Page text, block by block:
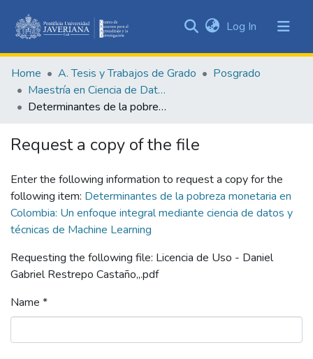
&
Collections
All of DSpace
Statistics
Log In (current)
Home A. Tesis y Trabajos de Grado
Posgrado
Maestría en Ciencia de Datos
Determinantes de la pobreza monetaria en Colombia: Un enfoque integral mediante ciencia de datos y técnicas de Machine Learning
Request a copy of the file
Enter the following information to request a copy for the
following item: Determinantes de la pobreza monetaria en
Colombia: Un enfoque integral mediante ciencia de datos y
técnicas de Machine Learning
Requesting the following file: Licencia de Uso - Daniel
Gabriel Restrepo Castaño,,.pdf
Name *